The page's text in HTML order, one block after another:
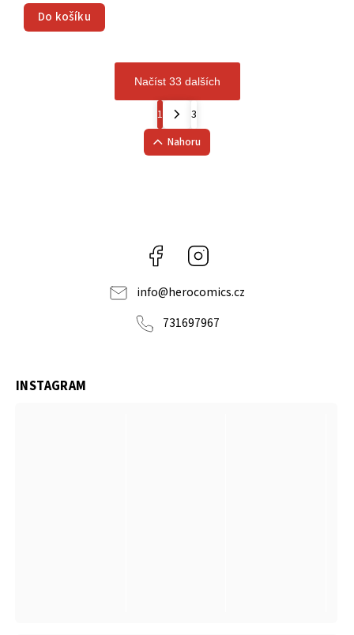
Do košíku
Načíst 33 dalších
1
3
Nahoru
Facebook
info@herocomics.cz
731697967
INSTAGRAM